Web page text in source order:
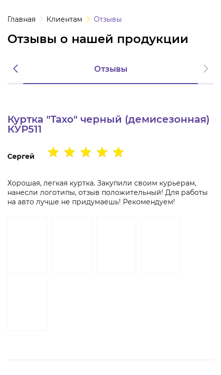
одежда
одежда
сред
Главная Клиентам Отзывы
Отзывы о нашей продукции
Отзывы
Куртка "Тахо" черный (демисезонная)
КУР511
Сергей
Хорошая, легкая куртка. Закупили своим курьерам,
нанесли логотипы, отзыв положительный! Для работы
на авто лучше не придумаешь! Рекомендуем!